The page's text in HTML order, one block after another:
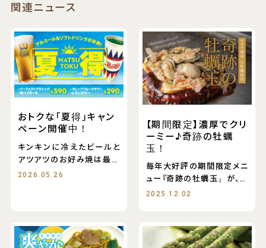
関連ニュース
おトクな「夏得」キャン
ペーン開催中！
キンキンに冷えたビールと
アツアツのお好み焼は最高
の組み合わせですよね！
2026.05.26
【期間限定】濃厚でクリ
ーミー♪奇跡の牡蠣
玉！
毎年大好評の期間限定メニ
ュー『奇跡の牡蠣玉』が、今
年もモユク店に登場&
2025.12.02